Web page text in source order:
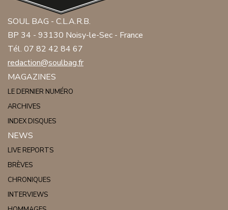
SOUL BAG - C.L.A.R.B.
BP 34 - 93130 Noisy-le-Sec - France
Tél. 07 82 42 84 67
redaction@soulbag.fr
MAGAZINES
LE DERNIER NUMÉRO
ARCHIVES
INDEX DISQUES
NEWS
LIVE REPORTS
BRÈVES
CHRONIQUES
INTERVIEWS